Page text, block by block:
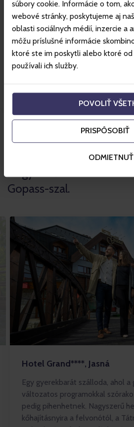
súbory cookie. Informácie o tom,
webové stránky, poskytujeme aj
oblasti sociálnych médií, inzercie a
môžu príslušné informácie
ktoré ste im poskytli alebo ktoré od
používali ich služby.
POVOLIŤ
PRISPÔSOBIŤ
ODMIETNUŤ
legmagasabban fekvő Rotunda
kilátással.
Tartsanak szünetet és a Funitel
felszállás előtt álljanak meg a
Priehyba lokalitásban. Frissítőn
várják a környékre valamint a
Az üdülőközpontról
Nagyszerű szállodai árak
Gopass-szal.
Hotel Grand****, Jasná
Egy gyerekbarát szálloda, ahol a
változatos programokkal
pedig pihenhetnek. Nagyszerű
kőhajításnyira a felvonótól, a